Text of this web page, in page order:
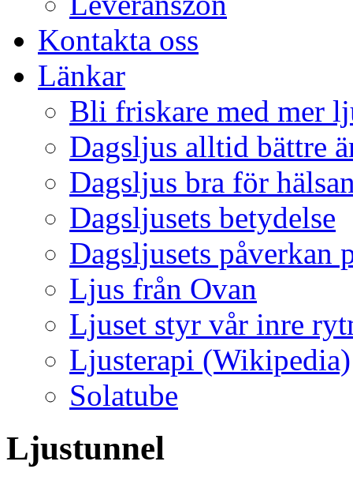
Kontakta oss
Länkar
Bli friskare med mer
Dagsljus alltid bättre
Dagsljus bra för
Dagsljusets betydelse
Dagsljusets påverkan
Ljus från Ovan
Ljuset styr vår inre
Ljusterapi (Wikipedia)
Solatube
Ljustunnel